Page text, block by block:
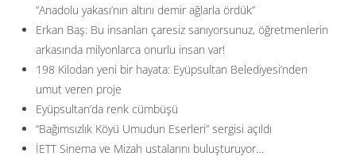
”Anadolu yakası’nın altını demir ağlarla ördük”
Erkan Baş: Bu insanları çaresiz sanıyorsunuz, öğretmenlerin
arkasında milyonlarca onurlu insan var!
198 Kilodan yeni bir hayata: Eyüpsultan Belediyesi’nden
umut veren proje
Eyüpsultan’da renk cümbüşü
“Bağımsızlık Köyü Umudun Eserleri” sergisi açıldı
İETT Sinema ve Mizah ustalarını buluşturuyor…